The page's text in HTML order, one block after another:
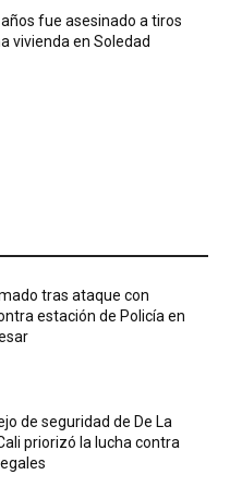
fue asesinado a tiros
vivienda en Soledad
tras ataque con
estación de Policía en
de seguridad de De La
priorizó la lucha contra